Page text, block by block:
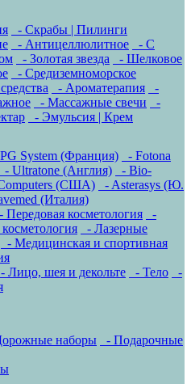
- Скрабы | Пилинги
- Антицеллюлитное
- С
- Золотая звезда
- Шелковое
- Средиземноморское
- Ароматерапия
-
- Массажные свечи
-
- Эмульсия | Крем
System (Франция)
- Fotona
- Ultratone (Англия)
- Bio-
(США)
- Asterasys (Ю.
(Италия)
- Передовая косметология
-
- Лазерные
- Медицинская и спортивная
- Лицо, шея и декольте - Тело
-
наборы
- Подарочные